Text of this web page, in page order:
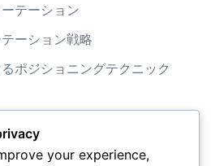
テーション
ーション戦略
ポジショニングテクニック
your experience,